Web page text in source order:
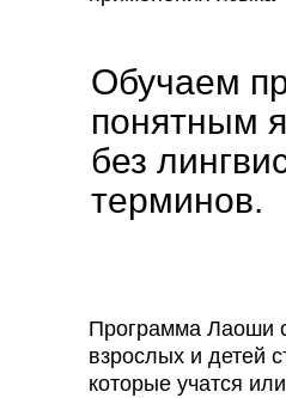
←
Обучаем
понятным
без
терминов.
Программа Лаоши
взрослых и детей
которые учатся